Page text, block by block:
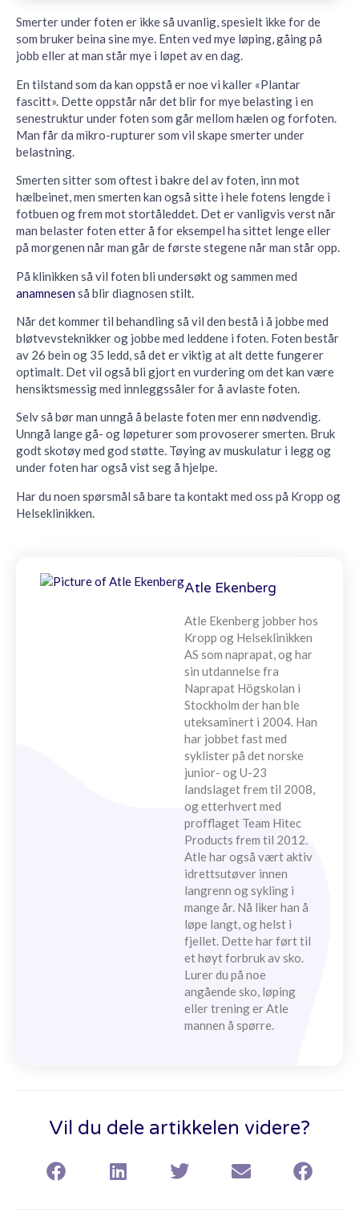
Smerter under foten er ikke så uvanlig, spesielt ikke for de
som bruker beina sine mye. Enten ved mye løping, gåing på
jobb eller at man står mye i løpet av en dag.
En tilstand som da kan oppstå er noe vi kaller «Plantar
fascitt». Dette oppstår når det blir for mye belasting i en
senestruktur under foten som går mellom hælen og forfoten.
Man får da mikro-rupturer som vil skape smerter under
belastning.
Smerten sitter som oftest i bakre del av foten, inn mot
hælbeinet, men smerten kan også sitte i hele fotens lengde i
fotbuen og frem mot stortåleddet. Det er vanligvis verst når
man belaster foten etter å for eksempel ha sittet lenge eller
på morgenen når man går de første stegene når man står opp.
På klinikken så vil foten bli undersøkt og sammen med
anamnesenså blir diagnosen stilt.
Når det kommer til behandling så vil den bestå i å jobbe med
bløtvevsteknikker og jobbe med leddene i foten. Foten består
av 26 bein og 35 ledd, så det er viktig at alt dette fungerer
optimalt. Det vil også bli gjort en vurdering om det kan være
hensiktsmessig med innleggssåler for å avlaste foten.
Selv så bør man unngå å belaste foten mer enn nødvendig.
Unngå lange gå- og løpeturer som provoserer smerten. Bruk
godt skotøy med god støtte. Tøying av muskulatur i legg og
under foten har også vist seg å hjelpe.
Har du noen spørsmål så bare ta kontakt med oss på Kropp og
Helseklinikken.
Atle Ekenberg
Atle Ekenberg jobber hos
Kropp og Helseklinikken
AS som naprapat, og har
sin utdannelse fra
Naprapat Högskolan i
Stockholm der han ble
uteksaminert i 2004. Han
har jobbet fast med
syklister på det norske
junior- og U-23
landslaget frem til 2008,
og etterhvert med
profflaget Team Hitec
Products frem til 2012.
Atle har også vært aktiv
idrettsutøver innen
langrenn og sykling i
mange år. Nå liker han å
løpe langt, og helst i
fjellet. Dette har ført til
et høyt forbruk av sko.
Lurer du på noe
angående sko, løping
eller trening er Atle
mannen å spørre.
Vil du dele artikkelen videre?